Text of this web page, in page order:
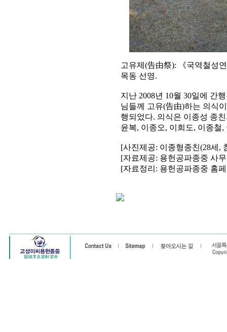
고유제(告由祭): 《국역철성
목동 선영.
지난 2008년 10월 30일에 간
님들께 고유(告由)하는 의식
행되었다. 의식은 이종성 종
윤복, 이종오, 이희도, 이종철
[사진제공: 이종형종친(28세,
[자료제공: 용헌공파종중 사
[자료정리: 용헌공파종중 홈